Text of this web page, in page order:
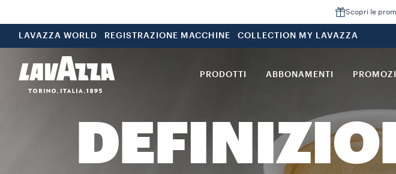
Scopri le
LAVAZZA WORLD REGISTRAZIONE MACCHINE COLLECTION MY LAVAZZA
PRODOTTI ABBONAMENTI